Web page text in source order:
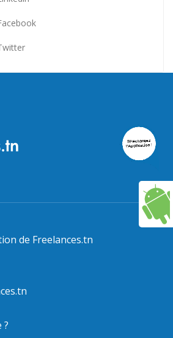
de Freelances.tn
?